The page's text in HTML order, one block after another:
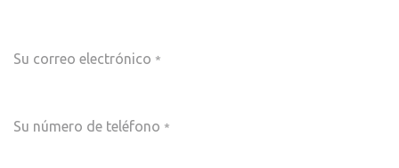
Su correo electrónico *
Su número de teléfono *